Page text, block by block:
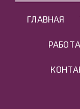
ГЛАВНАЯ
РАБОТА